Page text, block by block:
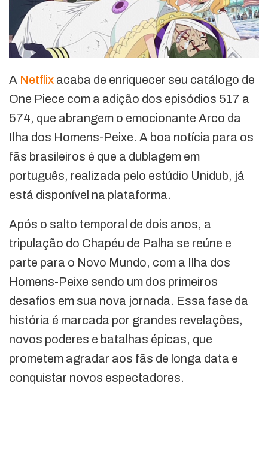
A Netflix acaba de enriquecer seu catálogo de
One Piece com a adição dos episódios 517 a
574, que abrangem o emocionante Arco da
Ilha dos Homens-Peixe. A boa notícia para os
fãs brasileiros é que a dublagem em
português, realizada pelo estúdio Unidub, já
está disponível na plataforma.
Após o salto temporal de dois anos, a
tripulação do Chapéu de Palha se reúne e
parte para o Novo Mundo, com a Ilha dos
Homens-Peixe sendo um dos primeiros
desafios em sua nova jornada. Essa fase da
história é marcada por grandes revelações,
novos poderes e batalhas épicas, que
prometem agradar aos fãs de longa data e
conquistar novos espectadores.